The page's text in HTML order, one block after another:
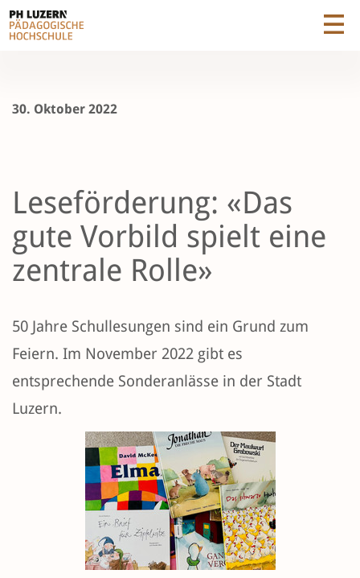
30. Oktober 2022
Leseförderung: «Das
gute Vorbild spielt eine
zentrale Rolle»
50 Jahre Schullesungen sind ein Grund zum
Feiern. Im November 2022 gibt es
entsprechende Sonderanlässe in der Stadt
Luzern.